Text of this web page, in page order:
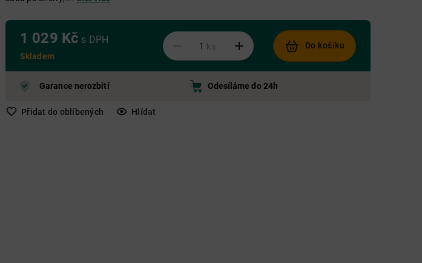
1 029 Kč s DPH
Skladem
ks Do košíku
Garance nerozbití Odesíláme do 24h
Přidat do oblíbených Hlídat